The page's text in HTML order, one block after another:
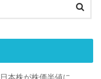
本株が株価半値に、